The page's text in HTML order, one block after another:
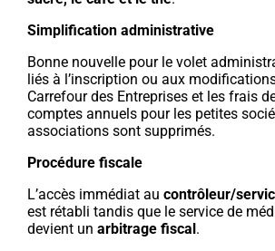
Simplification administrative
Bonne nouvelle pour le volet
liés à l’inscription ou aux
Carrefour des Entreprises et les frais
comptes annuels pour les petites
associations sont supprimés.
Procédure fiscale
L’accès immédiat au contrôleur/
est rétabli tandis que le service de
devient un arbitrage fiscal .